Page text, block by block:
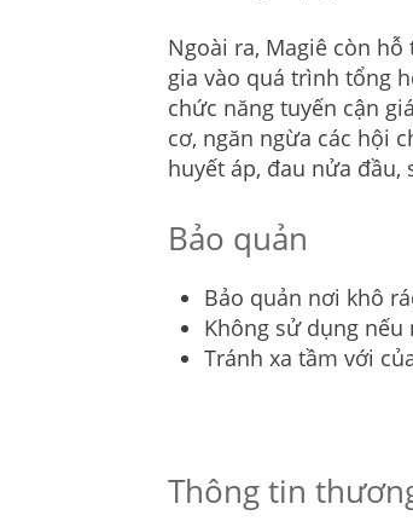
Ngoài ra, Magiê còn
gia vào quá trình tổng
chức năng tuyến cận
cơ, ngăn ngừa các hội
huyết áp, đau nửa
Bảo quản
Bảo quản nơi khô
Không sử dụng
Tránh xa tầm với
Thông tin